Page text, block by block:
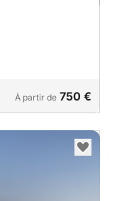
À partir de 750 €